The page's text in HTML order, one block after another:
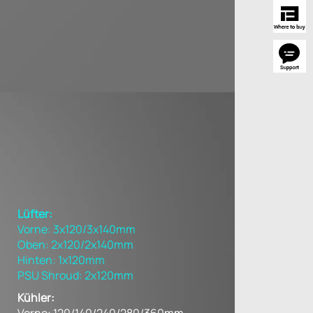
Lüfter:
Vorne: 3x120/3x140mm
Oben: 2x120/2x140mm
Hinten: 1x120mm
PSU Shroud: 2x120mm
Kühler: